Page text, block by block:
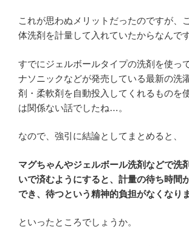
これが思わぬメリットだったのですが、
体洗剤を計量して入れていたからなんで
すでにジェルボールタイプの洗剤を使っ
ナソニックなどが発売している最新の洗
剤・柔軟剤を自動投入してくれるものを
は関係ない話でしたね…。
なので、強引に結論としてまとめると、
マグちゃんやジェルボール洗剤などで洗
いで済むようにすると、計量の待ち時間
でき、待つという精神的負担がなくなり
といったところでしょうか。